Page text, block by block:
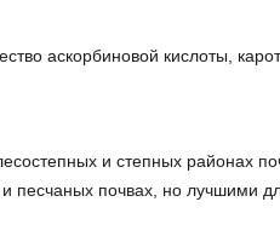
аскорбиновой кислоты,
и степных районах
песчаных почвах, но лучшими